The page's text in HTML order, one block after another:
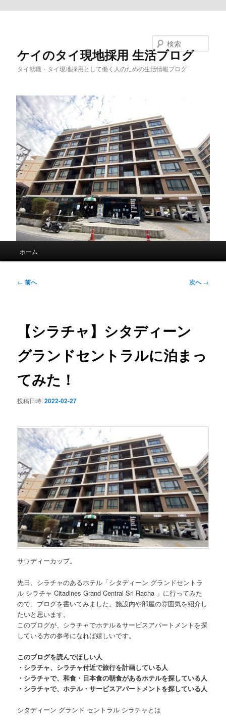
ケイのタイ現地採用 生活ブログ
タイ就職・タイ現地採用として働く人のための生活情報ブログ
ホーム
投
ョ
ン
← 前へ 次へ→
【シラチャ】シタディーン
グランドセントラルに泊まっ
てみた！
投稿日時:2022-02-27
サワディーカップ。
先日、 シラチャのあるホテル「シタディーン グランドセントラ
ル シラチャ Citadines Grand Central Sri Racha 」 に行ってみた
ので、ブログを書いてみました。施設内や部屋の雰囲気を紹介し
たいと思います。
このブログが、シラチャでホテル＆サービスアパートメントを探
している方の参考になれば嬉しいです。
このブログを読んでほしい人
・シラチャ、シラチャ付近で旅行を計画している人
・シラチャで、和食・日本食の朝食があるホテルを探している人
・シラチャで、ホテル・サービスアパートメントを探している人
シタディーン グランド セントラル シラチャとは